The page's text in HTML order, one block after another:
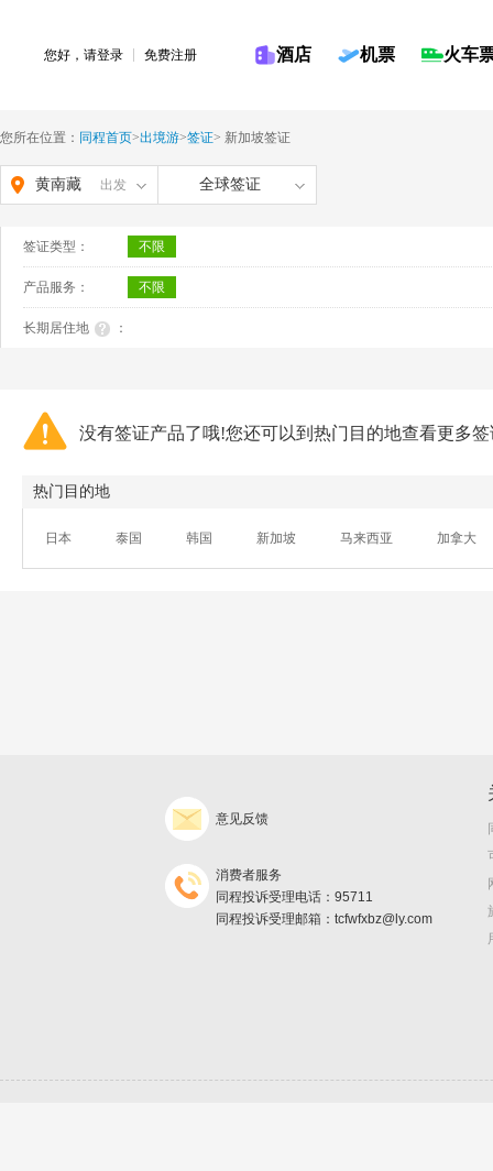
您好，请登录 免费注册 酒店 机票 火车
您所在位置： 同程首页>出境游>签证> 新加坡签证
黄南藏 出发 全球签证
签证类型： 不限
产品服务： 不限
长期居住地 ：
没有签证产品了哦!您还可以到热门目的地查看更多
热门目的地
日本 泰国 韩国 新加坡 马来西亚 加拿大
意见反馈
消费者服务
同程投诉受理电话：95711
同程投诉受理邮箱：tcfwfxbz@ly.com